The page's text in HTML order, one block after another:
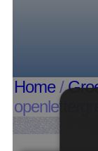
Home/
openlettergreep